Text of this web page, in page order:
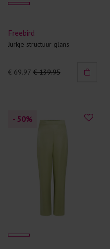
Freebird
Jurkje structuur glans
€ 69.97 € 139.95
- 50%